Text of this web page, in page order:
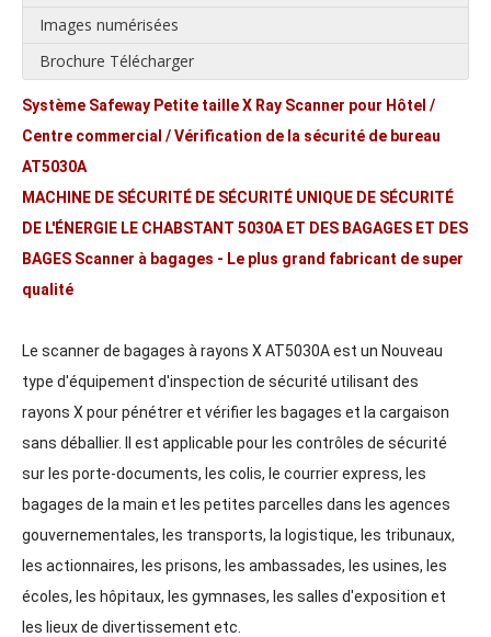
Images numérisées
Brochure Télécharger
Système Safeway Petite taille X Ray Scanner pour Hôtel /
Centre commercial / Vérification de la sécurité de bureau
AT5030A
MACHINE DE SÉCURITÉ DE SÉCURITÉ UNIQUE DE SÉCURITÉ
DE L'ÉNERGIE LE CHABSTANT 5030A ET DES BAGAGES ET DES
BAGES Scanner à bagages - Le plus grand fabricant de super
qualité
Le scanner de bagages à rayons X AT5030A est un Nouveau
type d'équipement d'inspection de sécurité utilisant des
rayons X pour pénétrer et vérifier les bagages et la cargaison
sans déballier. Il est applicable pour les contrôles de sécurité
sur les porte-documents, les colis, le courrier express, les
bagages de la main et les petites parcelles dans les agences
gouvernementales, les transports, la logistique, les tribunaux,
les actionnaires, les prisons, les ambassades, les usines, les
écoles, les hôpitaux, les gymnases, les salles d'exposition et
les lieux de divertissement etc.